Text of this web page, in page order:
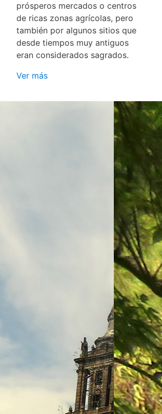
prósperos mercados o centros
de ricas zonas agrícolas, pero
también por algunos sitios que
desde tiempos muy antiguos
eran considerados sagrados.
Ver más